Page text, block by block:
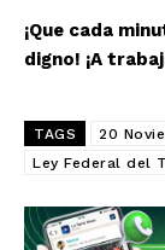
Querétaro
Nayarit
¡Que cada
digno! ¡A
TAGS 20
Ley Federal del